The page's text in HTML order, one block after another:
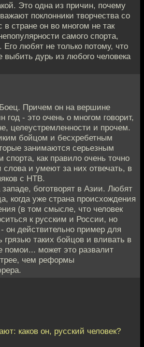
Это одна из причин, почему
поклонники творчества со
в стране он во многом не так
самого спорта,
Его любят не только потому, что
выбить дурь из любого человека
Причем он на вершине
год - это очень о многом говорит,
целеустремленности и прочем.
бойцом и бесхребетным
занимаются серьезным
спорта, как правило очень точно
и умеют за них отвечать, в
с НТВ.
боготворят в Азии. Любят
когда уже страна происхождения
(в том смысле, что человек
к русским и России, но
он действительно пример для
грязью таких бойцов и вливать в
помои... может это развалит
чем реформы
каков он, русский человек?